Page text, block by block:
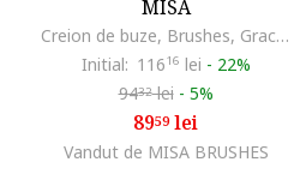
MISA
Creion de buze, Brushes, Grace, 11 gr
Initial: 11616 lei - 22%
9432lei - 5%
8959lei
Vandut de MISA BRUSHES